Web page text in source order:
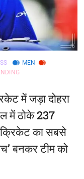
MEN
में जड़ा दोहरा
में ठोके 237
क्रिकेट का सबसे
बनकर टीम को